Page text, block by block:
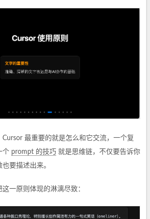
最重要的就是怎么和它交流，一个复
个 prompt 的技巧 就是思维链，不仅要告诉你
要描述出来。
一原则体现的淋漓尽致：